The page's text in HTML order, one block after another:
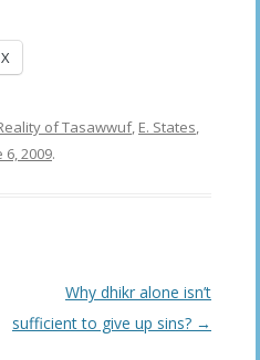
X
of Tasawwuf, E. States,
6, 2009.
Why dhikr alone isn’t
sufficient to give up sins? →